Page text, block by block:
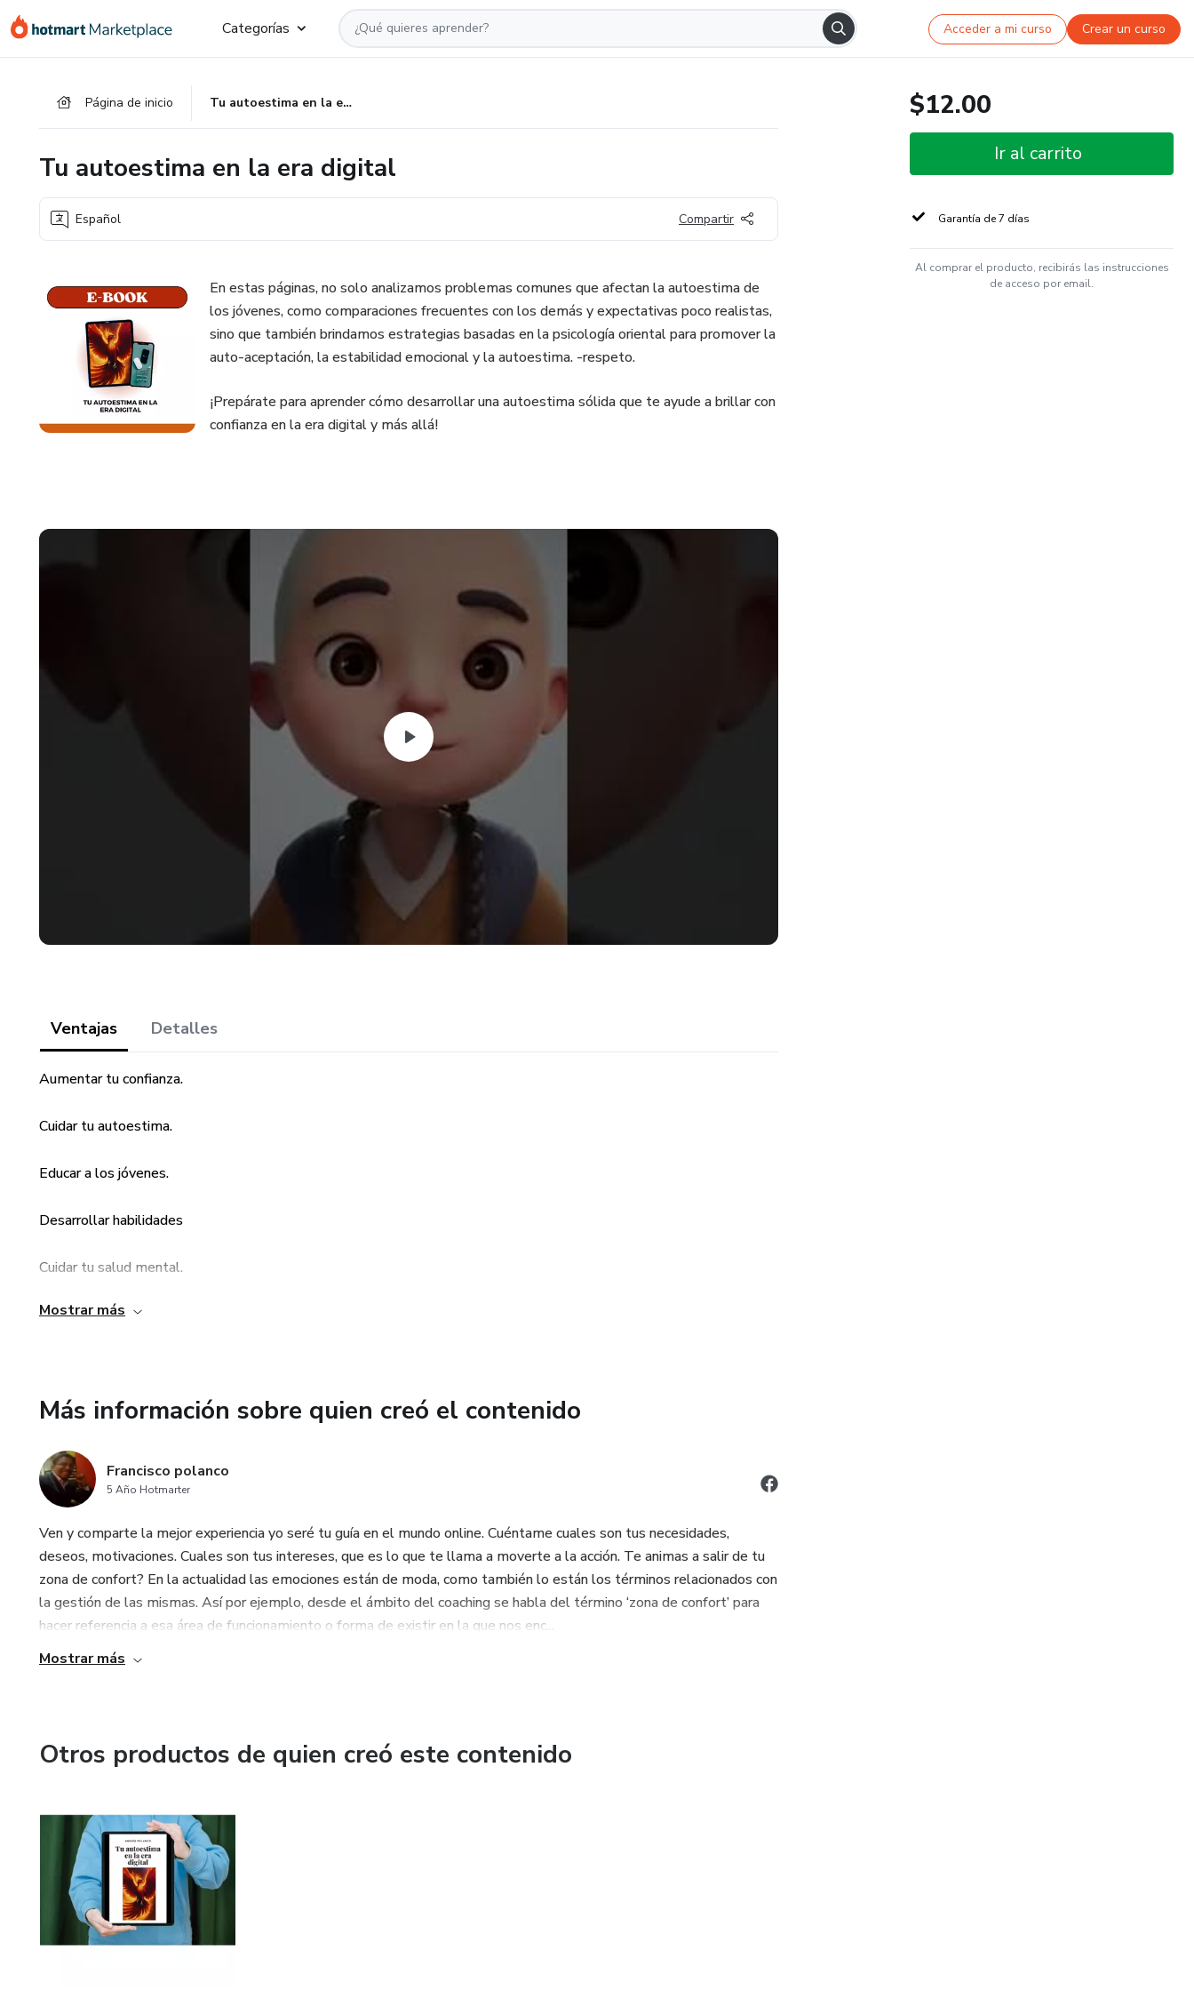
Categorías Acceder a mi curso Crear un curso
Página de inicio Tu autoestima en la era digital
Tu autoestima en la era digital
Español Compartir
En estas páginas, no solo analizamos problemas comunes que afectan la autoestima de
los jóvenes, como comparaciones frecuentes con los demás y expectativas poco realistas,
sino que también brindamos estrategias basadas en la psicología oriental para promover la
auto-aceptación, la estabilidad emocional y la autoestima. -respeto.
¡Prepárate para aprender cómo desarrollar una autoestima sólida que te ayude a brillar con
confianza en la era digital y más allá!
Ventajas Detalles
Aumentar tu confianza.
Cuidar tu autoestima.
Educar a los jóvenes.
Desarrollar habilidades
Cuidar tu salud mental.
Aprenderás a amarte a ti mismo
Mostrar más
Más información sobre quien creó el contenido
Francisco polanco
5 Año Hotmarter
Ven y comparte la mejor experiencia yo seré tu guía en el mundo online. Cuéntame cuales son tus necesidades,
deseos, motivaciones. Cuales son tus intereses, que es lo que te llama a moverte a la acción. Te animas a salir de tu
zona de confort? En la actualidad las emociones están de moda, como también lo están los términos relacionados con
la gestión de las mismas. Así por ejemplo, desde el ámbito del coaching se habla del término ‘zona de confort’ para
hacer referencia a esa área de funcionamiento o forma de existir en la que nos enc...
Mostrar más
Otros productos de quien creó este contenido
$12.00
Ir al carrito
Garantía de 7 días
Al comprar el producto, recibirás las instrucciones
de acceso por email.